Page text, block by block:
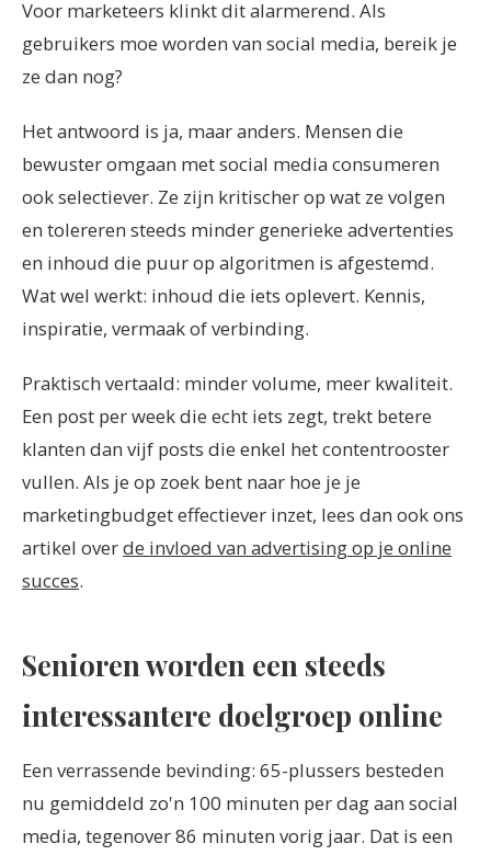
Voor marketeers klinkt dit alarmerend. Als
gebruikers moe worden van social media, bereik je
ze dan nog?
Het antwoord is ja, maar anders. Mensen die
bewuster omgaan met social media consumeren
ook selectiever. Ze zijn kritischer op wat ze volgen
en tolereren steeds minder generieke advertenties
en inhoud die puur op algoritmen is afgestemd.
Wat wel werkt: inhoud die iets oplevert. Kennis,
inspiratie, vermaak of verbinding.
Praktisch vertaald: minder volume, meer kwaliteit.
Een post per week die echt iets zegt, trekt betere
klanten dan vijf posts die enkel het contentrooster
vullen. Als je op zoek bent naar hoe je je
marketingbudget effectiever inzet, lees dan ook ons
artikel overde invloed van advertising op je online
succes.
Senioren worden een steeds
interessantere doelgroep online
Een verrassende bevinding: 65-plussers besteden
nu gemiddeld zo'n 100 minuten per dag aan social
media, tegenover 86 minuten vorig jaar. Dat is een